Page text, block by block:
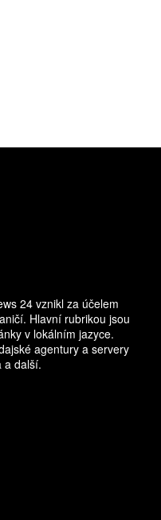
24 vznikl za účelem
Hlavní rubrikou jsou
v lokálním jazyce.
agentury a servery
a další.